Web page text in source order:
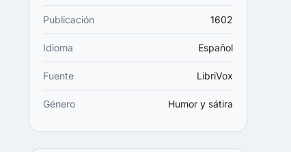
Publicación 1602
Idioma Español
Fuente LibriVox
Género Humor y sátira